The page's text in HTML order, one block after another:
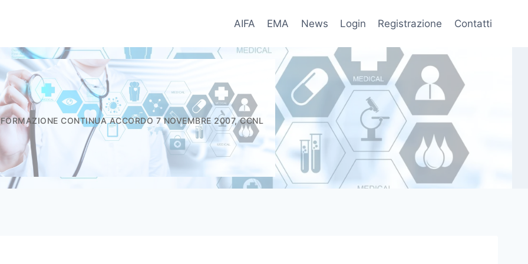
del Farmaco - Informatori.Info
AIFA EMA News Login Registrazione Contatti
FORMAZIONE CONTINUA ACCORDO 7 NOVEMBRE 2007, CCNL